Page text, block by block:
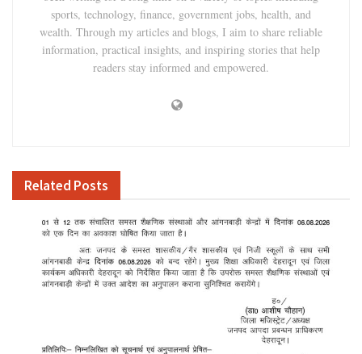
sports, technology, finance, government jobs, health, and
wealth. Through my articles and blogs, I aim to share reliable
information, practical insights, and inspiring stories that help
readers stay informed and empowered.
Related Posts